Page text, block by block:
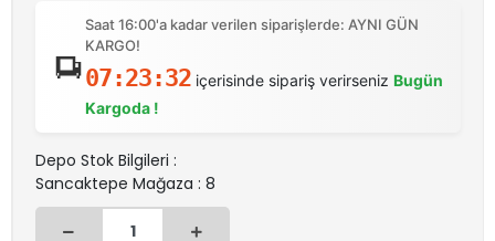
Saat 16:00'a kadar verilen siparişlerde: AYNI GÜN
KARGO!
07:23:32içerisinde sipariş verirseniz Bugün
Kargoda !
Depo Stok Bilgileri :
Sancaktepe Mağaza : 8